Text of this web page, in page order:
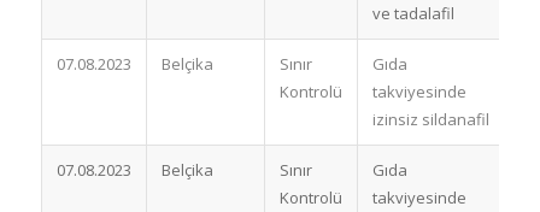
ve tadalafil
07.08.2023 Belçika
Sınır
Kontrolü
Gıda
takviyesinde
izinsiz sildanafil
07.08.2023 Belçika
Sınır
Kontrolü
Gıda
takviyesinde